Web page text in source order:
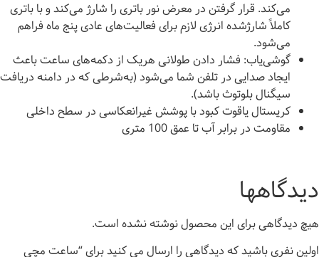
می‌کند. قرار گرفتن در معرض نور باتری را شارژ می‌کند و با باتری
کاملاً شارژشده انرژی لازم برای فعالیت‌های عادی پنج ماه فراهم
می‌شود.
گوشی‌یاب: فشار دادن طولانی هریک از دکمه‌های ساعت باعث
ایجاد صدایی در تلفن شما می‌شود (به‌شرطی که در دامنه دریافت
سیگنال بلوتوث باشد).
کریستال یاقوت کبود با پوشش غیرانعکاسی در سطح داخلی
مقاومت در برابر آب تا عمق 100 متری
دیدگاهها
هیچ دیدگاهی برای این محصول نوشته نشده است.
اولین نفری باشید که دیدگاهی را ارسال می کنید برای “ساعت مچی